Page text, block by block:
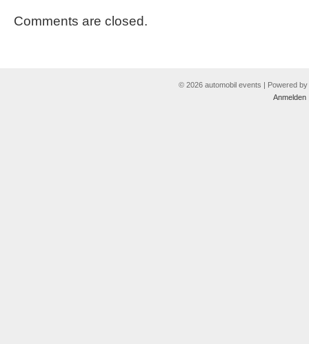
Comments are closed.
© 2026 automobil events | Powered by
Anmelden|